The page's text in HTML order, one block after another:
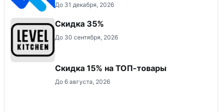
До 31 декабря, 2026
Скидка 35%
До 30 сентября, 2026
Скидка 15% на ТОП-товары
До 6 августа, 2026